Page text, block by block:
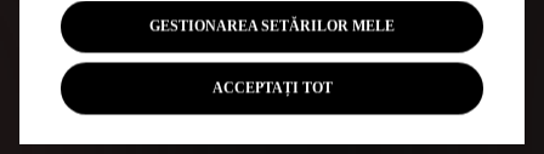
GESTIONAREA SETĂRILOR MELE
ACCEPTAȚI TOT